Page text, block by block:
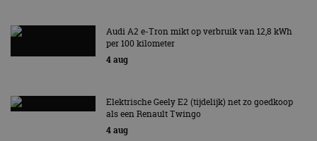
Audi A2 e-Tron mikt op verbruik van 12,8 kWh
per 100 kilometer
4 aug
Elektrische Geely E2 (tijdelijk) net zo goedkoop
als een Renault Twingo
4 aug